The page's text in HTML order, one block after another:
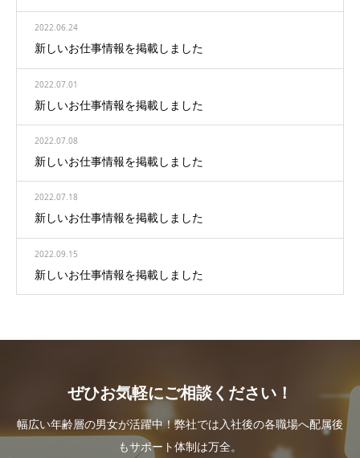
2022.06.24
新しいお仕事情報を掲載しました
2022.07.01
新しいお仕事情報を掲載しました
2022.07.08
新しいお仕事情報を掲載しました
2022.07.18
新しいお仕事情報を掲載しました
2022.09.15
新しいお仕事情報を掲載しました
ぜひお気軽にご相談ください！
幅広い年齢層の男女が活躍中！弊社では入社後の各職場へ配属後
もサポート体制は万全。